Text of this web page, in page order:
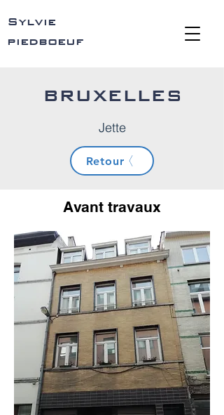
Sylvie
piedboeuf
BRUXELLES
Jette
Retour
Avant travaux